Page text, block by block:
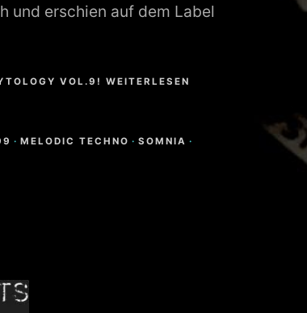
und erschien auf dem Label
VOL.9! WEITERLESEN
· MELODIC TECHNO · SOMNIA ·